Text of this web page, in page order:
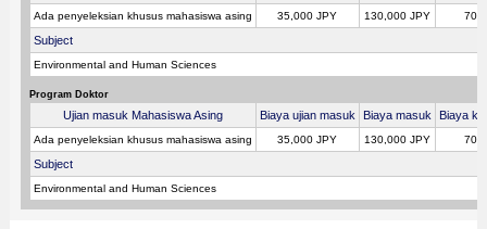
Ada penyeleksian khusus mahasiswa asing 35,000 JPY 130,000 JPY
Subject
Environmental and Human Sciences
Program Doktor
Ujian masuk Mahasiswa Asing Biaya ujian masuk Biaya masuk Biaya
Ada penyeleksian khusus mahasiswa asing 35,000 JPY 130,000 JPY
Subject
Environmental and Human Sciences